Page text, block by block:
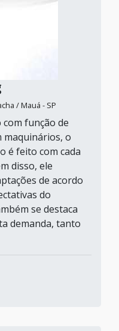
/ Mauá - SP
função de
maquinários, o
é feito com cada
disso, ele
de acordo
do
se destaca
demanda, tanto